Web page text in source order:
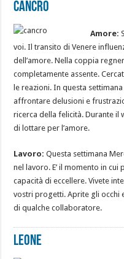
Cancro
Amore:
voi. Il transito di Venere
dell’amore. Nella coppia
completamente assente.
le reazioni. In questa
affrontare delusioni e
ricerca della felicità. Durante
di lottare per l’amore.
Lavoro: Questa settimana
nel lavoro. E’ il momento in
capacità di eccellere. Vivete
vostri progetti. Aprite gli occhi
di qualche collaboratore.
Leone